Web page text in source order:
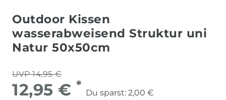
Outdoor Kissen
wasserabweisend Struktur uni
Natur 50x50cm
UVP 14,95 €
12,95 € *
Du sparst: 2,00 €